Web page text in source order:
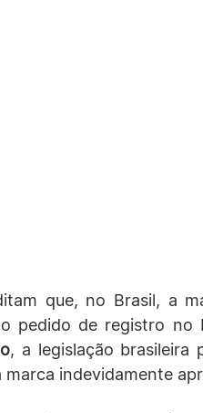
que, no Brasil, a
pedido de registro no
, a legislação brasileira
marca indevidamente